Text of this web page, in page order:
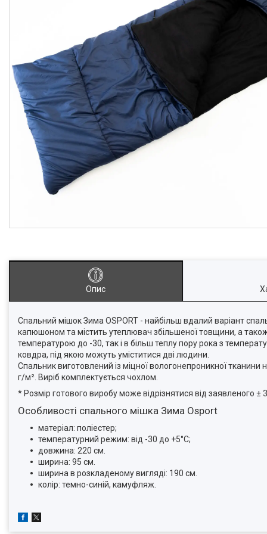
Опис
Спальний мішок Зима OSPORT - найбільш вдалий варіант
капюшоном та містить утеплювач збільшеної товщини, а
температурою до -30, так і в більш теплу пору рока з
ковдра, під якою можуть уміститися дві людини.
Спальник виготовлений із міцної вологонепроникної
г/м². Виріб комплектується чохлом.
* Розмір готового виробу може відрізнятися від заявленого ±
Особливості спального мішка Зима Osport
матеріал: поліестер;
температурний режим: від -30 до +5°C;
довжина: 220 см.
ширина: 95 см.
ширина в розкладеному вигляді: 190 см.
колір: темно-синій, камуфляж.